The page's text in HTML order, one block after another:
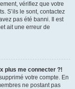
vérifiez que votre
S’ils le sont, contactez
pas été banni. Il est
ait une erreur de
plus me connecter ?!
votre compte. En
ne postant pas